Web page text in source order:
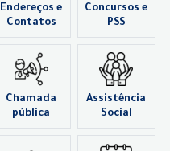
Endereços e
Contatos
Concursos e
PSS
Chamada
pública
Assistência
Social